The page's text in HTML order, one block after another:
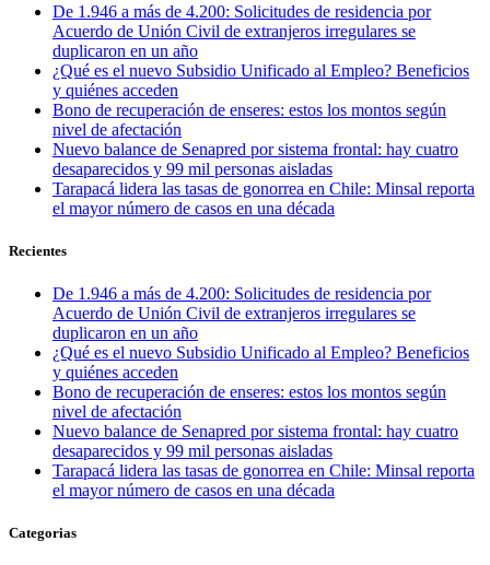
De 1.946 a más de 4.200: Solicitudes de residencia por
Acuerdo de Unión Civil de extranjeros irregulares se
duplicaron en un año
¿Qué es el nuevo Subsidio Unificado al Empleo? Beneficios
y quiénes acceden
Bono de recuperación de enseres: estos los montos según
nivel de afectación
Nuevo balance de Senapred por sistema frontal: hay cuatro
desaparecidos y 99 mil personas aisladas
Tarapacá lidera las tasas de gonorrea en Chile: Minsal reporta
el mayor número de casos en una década
Recientes
De 1.946 a más de 4.200: Solicitudes de residencia por
Acuerdo de Unión Civil de extranjeros irregulares se
duplicaron en un año
¿Qué es el nuevo Subsidio Unificado al Empleo? Beneficios
y quiénes acceden
Bono de recuperación de enseres: estos los montos según
nivel de afectación
Nuevo balance de Senapred por sistema frontal: hay cuatro
desaparecidos y 99 mil personas aisladas
Tarapacá lidera las tasas de gonorrea en Chile: Minsal reporta
el mayor número de casos en una década
Categorias